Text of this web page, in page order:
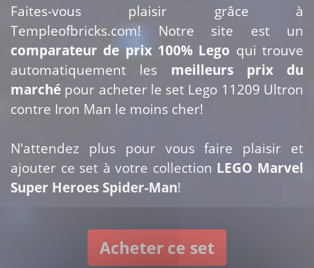
Faites-vous plaisir grâce à
Templeofbricks.com! Notre site est un
comparateur de prix 100% Lego qui trouve
automatiquement les meilleurs prix du
marché pour acheter le set Lego 11209 Ultron
contre Iron Man le moins cher!
N'attendez plus pour vous faire plaisir et
ajouter ce set à votre collection LEGO Marvel
Super Heroes Spider-Man!
Acheter ce set